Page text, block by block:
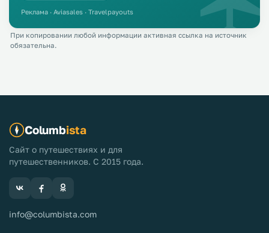
Реклама · Aviasales · Travelpayouts
При копировании любой информации активная ссылка на источник
обязательна.
Columbista
Сайт о путешествиях и для
путешественников. С 2015 года.
info@columbista.com